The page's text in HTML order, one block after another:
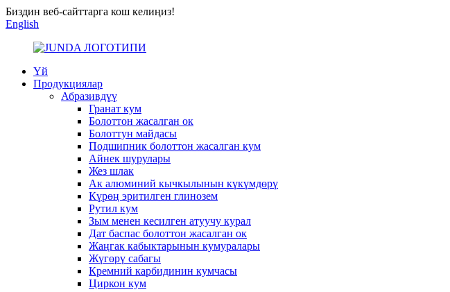
Биздин веб-сайттарга кош келиңиз!
English
Үй
Продукциялар
Абразивдүү
Гранат кум
Болоттон жасалган ок
Болоттун майдасы
Подшипник болоттон жасалган кум
Айнек шурулары
Жез шлак
Ак алюминий кычкылынын күкүмдөрү
Күрөң эритилген глинозем
Рутил кум
Зым менен кесилген атуучу курал
Дат баспас болоттон жасалган ок
Жаңгак кабыктарынын кумуралары
Жүгөрү сабагы
Кремний карбидинин кумчасы
Циркон кум